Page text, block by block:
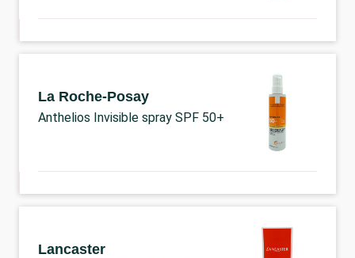
La Roche-Posay
Anthelios Invisible spray SPF 50+
Lancaster